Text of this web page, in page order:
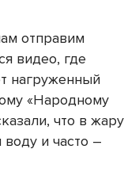
отправим
видео, где
нагруженный
«Народному
что в жару
и часто –